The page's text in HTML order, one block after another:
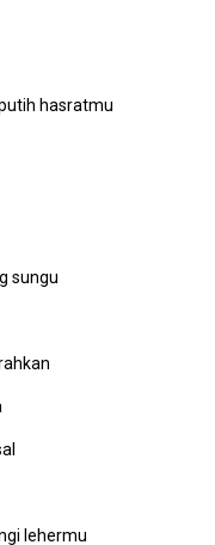
hasratmu
sungu
lehermu